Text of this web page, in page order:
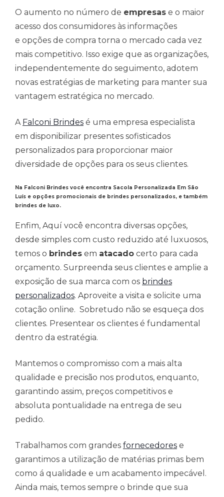
O aumento no número de empresas e o maior
acesso dos consumidores às informações
e opções de compra torna o mercado cada vez
mais competitivo. Isso exige que as organizações,
independentemente do seguimento, adotem
novas estratégias de marketing para manter sua
vantagem estratégica no mercado.
A Falconi Brindes é uma empresa especialista
em disponibilizar presentes sofisticados
personalizados para proporcionar maior
diversidade de opções para os seus clientes.
Na Falconi Brindes você encontra Sacola Personalizada Em São
Luís e opções promocionais de brindes personalizados, e também
brindes de luxo.
Enfim, Aquí você encontra diversas opções,
desde simples com custo reduzido até luxuosos,
temos o brindes em atacado certo para cada
orçamento. Surpreenda seus clientes e amplie a
exposição de sua marca com os brindes
personalizados. Aproveite a visita e solicite uma
cotação online. Sobretudo não se esqueça dos
clientes. Presentear os clientes é fundamental
dentro da estratégia.
Mantemos o compromisso com a mais alta
qualidade e precisão nos produtos, enquanto,
garantindo assim, preços competitivos e
absoluta pontualidade na entrega de seu
pedido.
Trabalhamos com grandes fornecedores e
garantimos a utilização de matérias primas bem
como á qualidade e um acabamento impecável.
Ainda mais, temos sempre o brinde que sua